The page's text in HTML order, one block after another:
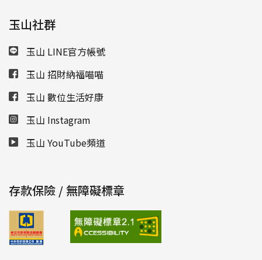
玉山社群
玉山 LINE官方帳號
玉山 招財納福喵喵
玉山 數位生活好康
玉山 Instagram
玉山 YouTube頻道
存款保險 / 無障礙標章